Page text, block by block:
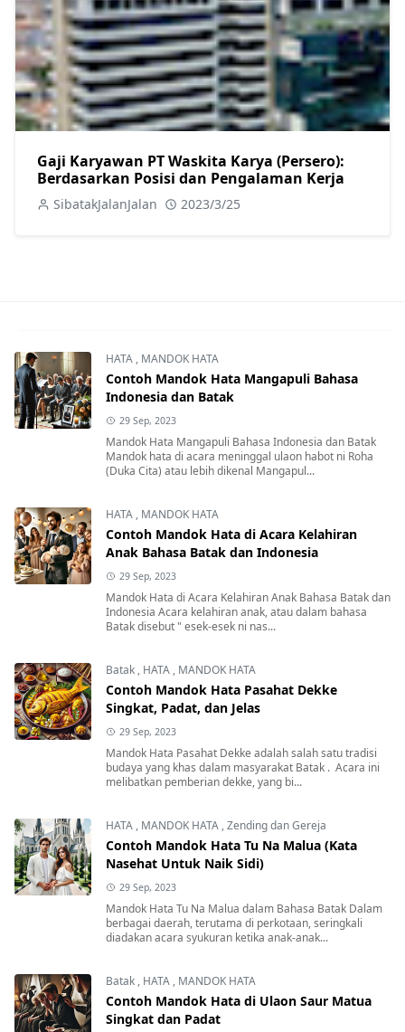
Gaji Karyawan PT Waskita Karya (Persero):
Berdasarkan Posisi dan Pengalaman Kerja
SibatakJalanJalan 2023/3/25
HATA , MANDOK HATA
Contoh Mandok Hata Mangapuli Bahasa
Indonesia dan Batak
29 Sep, 2023
Mandok Hata Mangapuli Bahasa Indonesia dan Batak
Mandok hata di acara meninggal ulaon habot ni Roha
(Duka Cita) atau lebih dikenal Mangapul...
HATA , MANDOK HATA
Contoh Mandok Hata di Acara Kelahiran
Anak Bahasa Batak dan Indonesia
29 Sep, 2023
Mandok Hata di Acara Kelahiran Anak Bahasa Batak dan
Indonesia Acara kelahiran anak, atau dalam bahasa
Batak disebut " esek-esek ni nas...
Batak , HATA , MANDOK HATA
Contoh Mandok Hata Pasahat Dekke
Singkat, Padat, dan Jelas
29 Sep, 2023
Mandok Hata Pasahat Dekke adalah salah satu tradisi
budaya yang khas dalam masyarakat Batak . Acara ini
melibatkan pemberian dekke, yang bi...
HATA , MANDOK HATA ,Zending dan Gereja
Contoh Mandok Hata Tu Na Malua (Kata
Nasehat Untuk Naik Sidi)
29 Sep, 2023
Mandok Hata Tu Na Malua dalam Bahasa Batak Dalam
berbagai daerah, terutama di perkotaan, seringkali
diadakan acara syukuran ketika anak-anak...
Batak , HATA , MANDOK HATA
Contoh Mandok Hata di Ulaon Saur Matua
Singkat dan Padat